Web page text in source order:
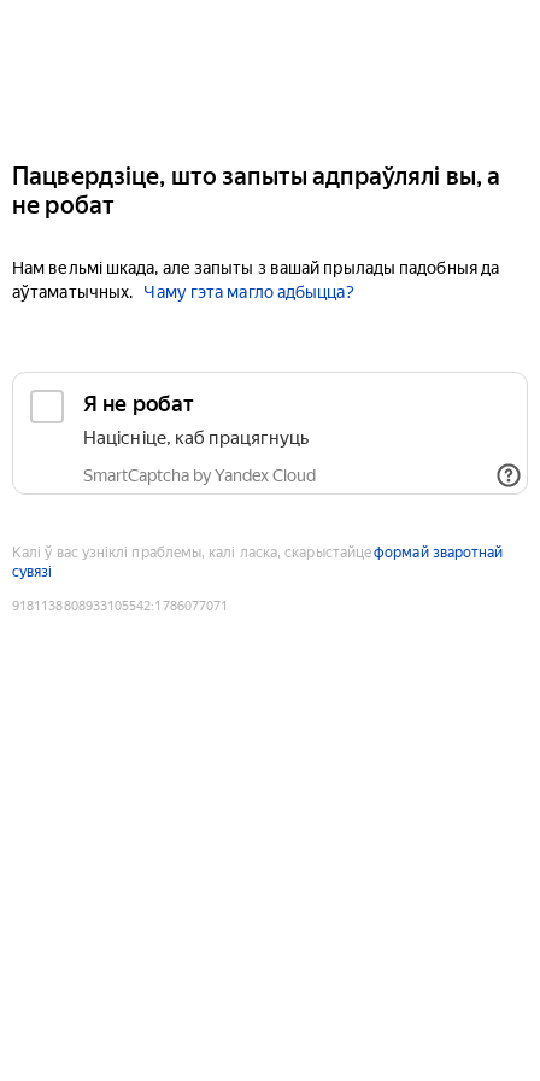
Пацвердзіце, што запыты адпраўлялі вы, а
не робат
Нам вельмі шкада, але запыты з вашай прылады падобныя да
аўтаматычных.
Чаму гэта магло адбыцца?
Я не робат
Націсніце, каб працягнуць
SmartCaptcha by Yandex Cloud
Калі ў вас узніклі праблемы, калі ласка, скарыстайцеформай зваротнай
сувязі
9181138808933105542:1786077071